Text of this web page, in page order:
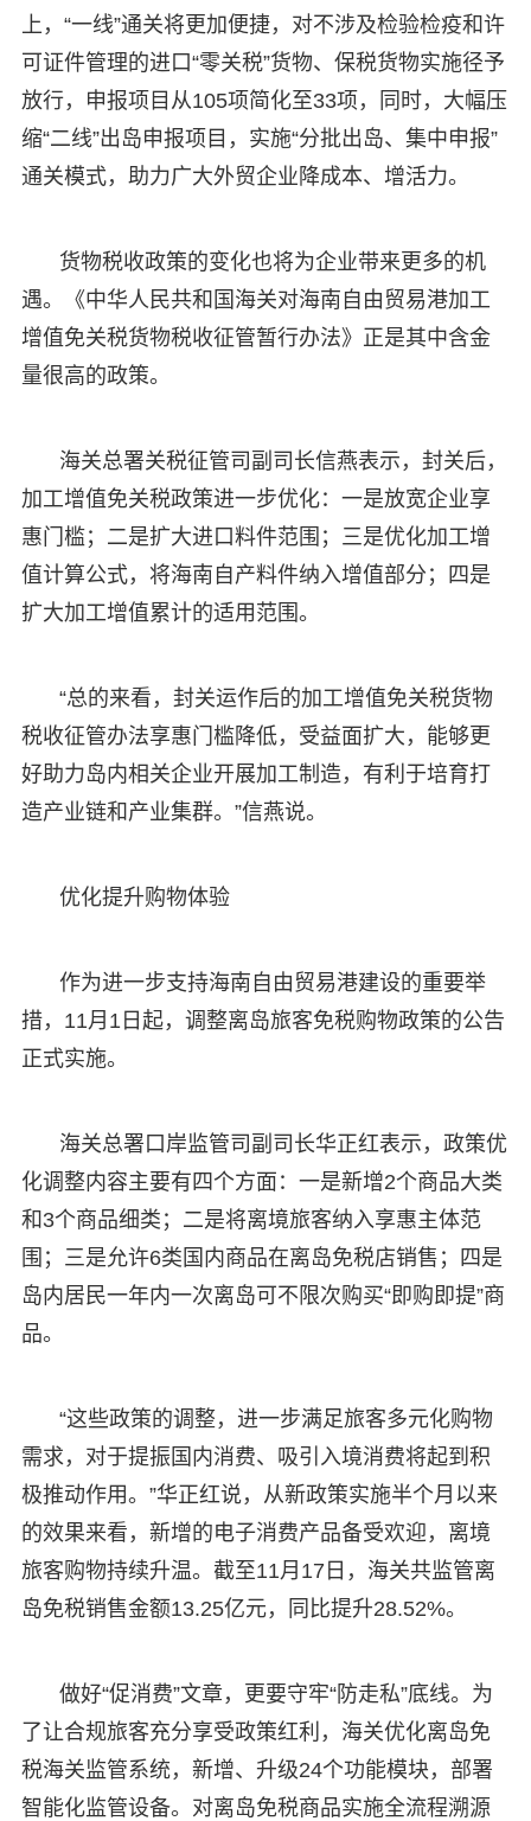
上，“一线”通关将更加便捷，对不涉及检验检疫和许
可证件管理的进口“零关税”货物、保税货物实施径予
放行，申报项目从105项简化至33项，同时，大幅压
缩“二线”出岛申报项目，实施“分批出岛、集中申报”
通关模式，助力广大外贸企业降成本、增活力。
货物税收政策的变化也将为企业带来更多的机
遇。《中华人民共和国海关对海南自由贸易港加工
增值免关税货物税收征管暂行办法》正是其中含金
量很高的政策。
海关总署关税征管司副司长信燕表示，封关后，
加工增值免关税政策进一步优化：一是放宽企业享
惠门槛；二是扩大进口料件范围；三是优化加工增
值计算公式，将海南自产料件纳入增值部分；四是
扩大加工增值累计的适用范围。
“总的来看，封关运作后的加工增值免关税货物
税收征管办法享惠门槛降低，受益面扩大，能够更
好助力岛内相关企业开展加工制造，有利于培育打
造产业链和产业集群。”信燕说。
优化提升购物体验
作为进一步支持海南自由贸易港建设的重要举
措，11月1日起，调整离岛旅客免税购物政策的公告
正式实施。
海关总署口岸监管司副司长华正红表示，政策优
化调整内容主要有四个方面：一是新增2个商品大类
和3个商品细类；二是将离境旅客纳入享惠主体范
围；三是允许6类国内商品在离岛免税店销售；四是
岛内居民一年内一次离岛可不限次购买“即购即提”商
品。
“这些政策的调整，进一步满足旅客多元化购物
需求，对于提振国内消费、吸引入境消费将起到积
极推动作用。”华正红说，从新政策实施半个月以来
的效果来看，新增的电子消费产品备受欢迎，离境
旅客购物持续升温。截至11月17日，海关共监管离
岛免税销售金额13.25亿元，同比提升28.52%。
做好“促消费”文章，更要守牢“防走私”底线。为
了让合规旅客充分享受政策红利，海关优化离岛免
税海关监管系统，新增、升级24个功能模块，部署
智能化监管设备。对离岛免税商品实施全流程溯源